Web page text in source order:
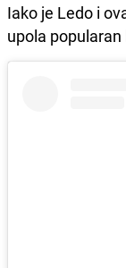
Iako je Ledo i
upola